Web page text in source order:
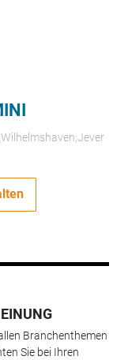
Branchenthemen
Sie bei Ihren